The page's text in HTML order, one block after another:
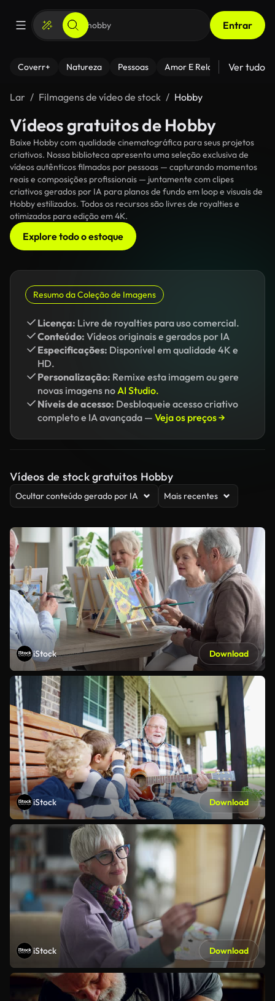
Entrar
Coverr+ Natureza Pessoas Amor E Relacionamentos
Ver tudo
Lar Filmagens de vídeo de stock Hobby
Vídeos gratuitos de Hobby
Baixe Hobby com qualidade cinematográfica para seus projetos
criativos. Nossa biblioteca apresenta uma seleção exclusiva de
vídeos autênticos filmados por pessoas — capturando momentos
reais e composições profissionais — juntamente com clipes
criativos gerados por IA para planos de fundo em loop e visuais de
Hobby estilizados. Todos os recursos são livres de royalties e
otimizados para edição em 4K.
Explore todo o estoque
Resumo da Coleção de Imagens
Licença: Livre de royalties para uso comercial.
Conteúdo: Vídeos originais e gerados por IA
Especificações: Disponível em qualidade 4K e
HD.
Personalização: Remixe esta imagem ou gere
novas imagens noAI Studio.
Níveis de acesso: Desbloqueie acesso criativo
completo e IA avançada — Veja os preços →
Vídeos de stock gratuitos Hobby
Ocultar conteúdo gerado por IA Mais recentes
iStock Download
iStock Download
iStock Download